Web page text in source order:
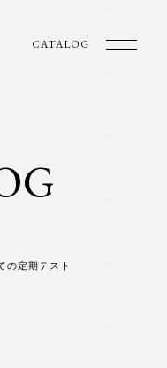
CATALOG
の定期テスト